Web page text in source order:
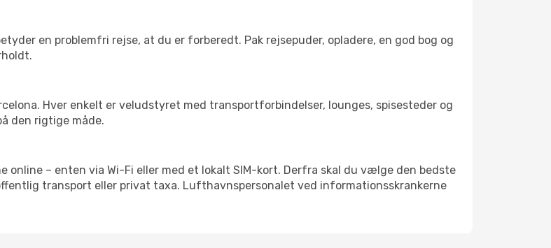
en problemfri rejse, at du er forberedt. Pak rejsepuder, opladere, en god bog og
Hver enkelt er veludstyret med transportforbindelser, lounges, spisesteder og
den rigtige måde.
online – enten via Wi-Fi eller med et lokalt SIM-kort. Derfra skal du vælge den bedste
transport eller privat taxa. Lufthavnspersonalet ved informationsskrankerne